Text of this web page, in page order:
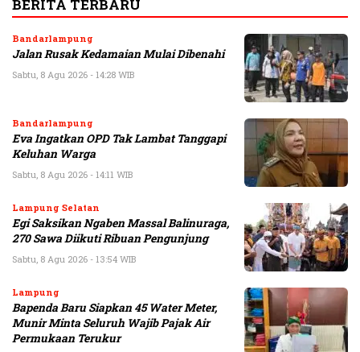
BERITA TERBARU
Bandarlampung
Jalan Rusak Kedamaian Mulai Dibenahi
Sabtu, 8 Agu 2026 - 14:28 WIB
Bandarlampung
Eva Ingatkan OPD Tak Lambat Tanggapi
Keluhan Warga
Sabtu, 8 Agu 2026 - 14:11 WIB
Lampung Selatan
Egi Saksikan Ngaben Massal Balinuraga,
270 Sawa Diikuti Ribuan Pengunjung
Sabtu, 8 Agu 2026 - 13:54 WIB
Lampung
Bapenda Baru Siapkan 45 Water Meter,
Munir Minta Seluruh Wajib Pajak Air
Permukaan Terukur